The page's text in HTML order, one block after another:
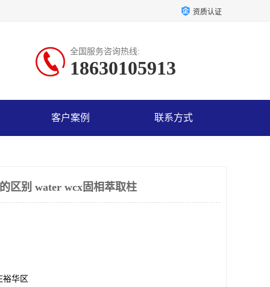
资质认证
全国服务咨询热线:
18630105913
客户案例 联系方式
区别 water wcx固相萃取柱
裕华区